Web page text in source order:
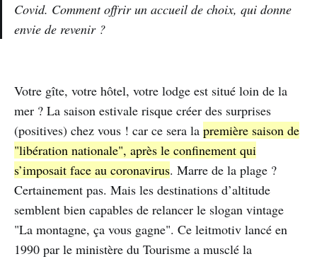
Covid. Comment offrir un accueil de choix, qui donne
envie de revenir ?
Votre gîte, votre hôtel, votre lodge est situé loin de la
mer ? La saison estivale risque créer des surprises
(positives) chez vous ! car ce sera la première saison de
"libération nationale", après le confinement qui
s’imposait face au coronavirus. Marre de la plage ?
Certainement pas. Mais les destinations d’altitude
semblent bien capables de relancer le slogan vintage
"La montagne, ça vous gagne". Ce leitmotiv lancé en
1990 par le ministère du Tourisme a musclé la